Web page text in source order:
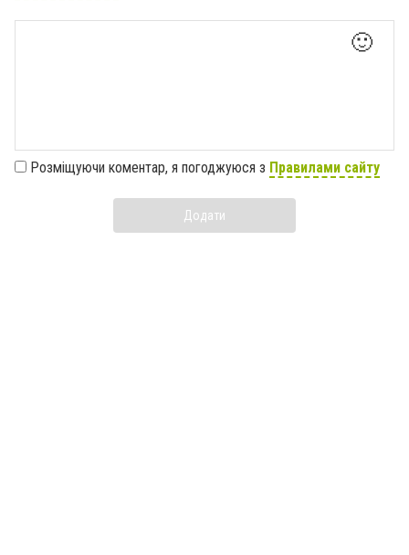
🙂
Розміщуючи коментар, я погоджуюся з Правилами сайту
Додати